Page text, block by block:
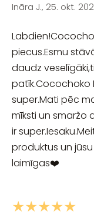
Ināra J., 25. okt.
piecus.Esmu
daudz
patīk.Cocochoko
super.Mati pēc
mīksti un smaržo
ir
produktus un
laimīgas❤️
★★★★★